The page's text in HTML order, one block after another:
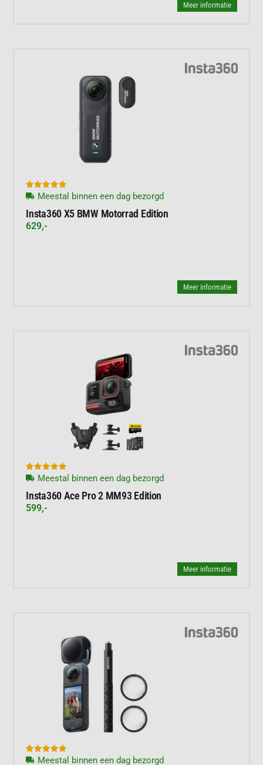
Meer informatie

Meestal binnen een dag bezorgd
Insta360 X5 BMW Motorrad Edition
629,-
Meer informatie

Meestal binnen een dag bezorgd
Insta360 Ace Pro 2 MM93 Edition
599,-
Meer informatie

Meestal binnen een dag bezorgd